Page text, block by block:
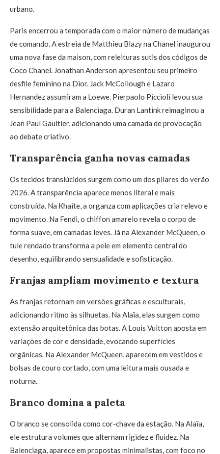
urbano.
Paris encerrou a temporada com o maior número de mudanças
de comando. A estreia de Matthieu Blazy na Chanel inaugurou
uma nova fase da maison, com releituras sutis dos códigos de
Coco Chanel. Jonathan Anderson apresentou seu primeiro
desfile feminino na Dior. Jack McCollough e Lazaro
Hernandez assumiram a Loewe. Pierpaolo Piccioli levou sua
sensibilidade para a Balenciaga. Duran Lantink reimaginou a
Jean Paul Gaultier, adicionando uma camada de provocação
ao debate criativo.
Transparência ganha novas camadas
Os tecidos translúcidos surgem como um dos pilares do verão
2026. A transparência aparece menos literal e mais
construída. Na Khaite, a organza com aplicações cria relevo e
movimento. Na Fendi, o chiffon amarelo revela o corpo de
forma suave, em camadas leves. Já na Alexander McQueen, o
tule rendado transforma a pele em elemento central do
desenho, equilibrando sensualidade e sofisticação.
Franjas ampliam movimento e textura
As franjas retornam em versões gráficas e esculturais,
adicionando ritmo às silhuetas. Na Alaïa, elas surgem como
extensão arquitetônica das botas. A Louis Vuitton aposta em
variações de cor e densidade, evocando superfícies
orgânicas. Na Alexander McQueen, aparecem em vestidos e
bolsas de couro cortado, com uma leitura mais ousada e
noturna.
Branco domina a paleta
O branco se consolida como cor-chave da estação. Na Alaïa,
ele estrutura volumes que alternam rigidez e fluidez. Na
Balenciaga, aparece em propostas minimalistas, com foco no